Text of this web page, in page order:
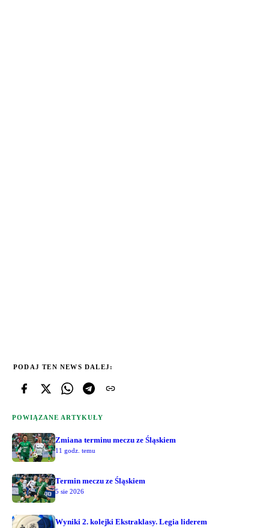
PODAJ TEN NEWS DALEJ:
POWIĄZANE ARTYKUŁY
Zmiana terminu meczu ze Śląskiem
11 godz. temu
Termin meczu ze Śląskiem
5 sie 2026
Wyniki 2. kolejki Ekstraklasy. Legia liderem